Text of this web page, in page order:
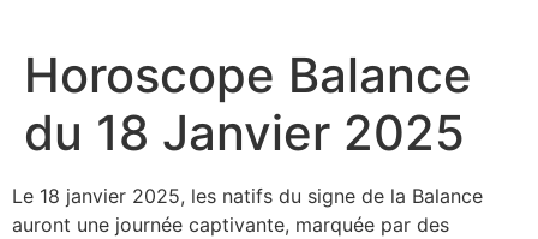
Horoscope Balance
du 18 Janvier 2025
Le 18 janvier 2025, les natifs du signe de la Balance
auront une journée captivante, marquée par des